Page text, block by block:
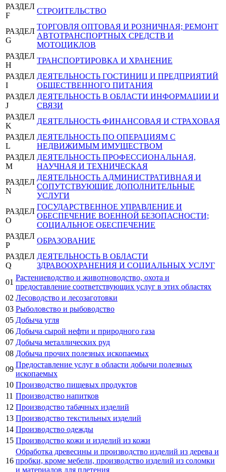
РАЗДЕЛ
F
СТРОИТЕЛЬСТВО
РАЗДЕЛ
G
ТОРГОВЛЯ ОПТОВАЯ И РОЗНИЧНАЯ; РЕМОНТ
АВТОТРАНСПОРТНЫХ СРЕДСТВ И
МОТОЦИКЛОВ
РАЗДЕЛ
H
ТРАНСПОРТИРОВКА И ХРАНЕНИЕ
РАЗДЕЛ
I
ДЕЯТЕЛЬНОСТЬ ГОСТИНИЦ И ПРЕДПРИЯТИЙ
ОБЩЕСТВЕННОГО ПИТАНИЯ
РАЗДЕЛ
J
ДЕЯТЕЛЬНОСТЬ В ОБЛАСТИ ИНФОРМАЦИИ И
СВЯЗИ
РАЗДЕЛ
K
ДЕЯТЕЛЬНОСТЬ ФИНАНСОВАЯ И СТРАХОВАЯ
РАЗДЕЛ
L
ДЕЯТЕЛЬНОСТЬ ПО ОПЕРАЦИЯМ С
НЕДВИЖИМЫМ ИМУЩЕСТВОМ
РАЗДЕЛ
M
ДЕЯТЕЛЬНОСТЬ ПРОФЕССИОНАЛЬНАЯ,
НАУЧНАЯ И ТЕХНИЧЕСКАЯ
РАЗДЕЛ
N
ДЕЯТЕЛЬНОСТЬ АДМИНИСТРАТИВНАЯ И
СОПУТСТВУЮЩИЕ ДОПОЛНИТЕЛЬНЫЕ
УСЛУГИ
РАЗДЕЛ
O
ГОСУДАРСТВЕННОЕ УПРАВЛЕНИЕ И
ОБЕСПЕЧЕНИЕ ВОЕННОЙ БЕЗОПАСНОСТИ;
СОЦИАЛЬНОЕ ОБЕСПЕЧЕНИЕ
РАЗДЕЛ
P
ОБРАЗОВАНИЕ
РАЗДЕЛ
Q
ДЕЯТЕЛЬНОСТЬ В ОБЛАСТИ
ЗДРАВООХРАНЕНИЯ И СОЦИАЛЬНЫХ УСЛУГ
01
Растениеводство и животноводство, охота и
предоставление соответствующих услуг в этих областях
02 Лесоводство и лесозаготовки
03 Рыболовство и рыбоводство
05 Добыча угля
06 Добыча сырой нефти и природного газа
07 Добыча металлических руд
08 Добыча прочих полезных ископаемых
09
Предоставление услуг в области добычи полезных
ископаемых
10 Производство пищевых продуктов
11 Производство напитков
12 Производство табачных изделий
13 Производство текстильных изделий
14 Производство одежды
15 Производство кожи и изделий из кожи
16
Обработка древесины и производство изделий из дерева и
пробки, кроме мебели, производство изделий из соломки
и материалов для плетения